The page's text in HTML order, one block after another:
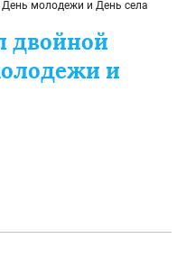
молодежи и День села
двойной
и